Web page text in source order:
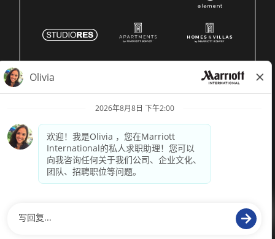
专有信息
paradox.ai